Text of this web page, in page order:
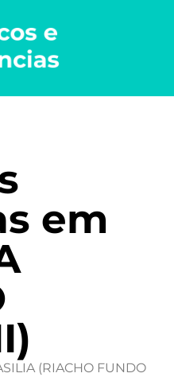
em
(RIACHO FUNDO